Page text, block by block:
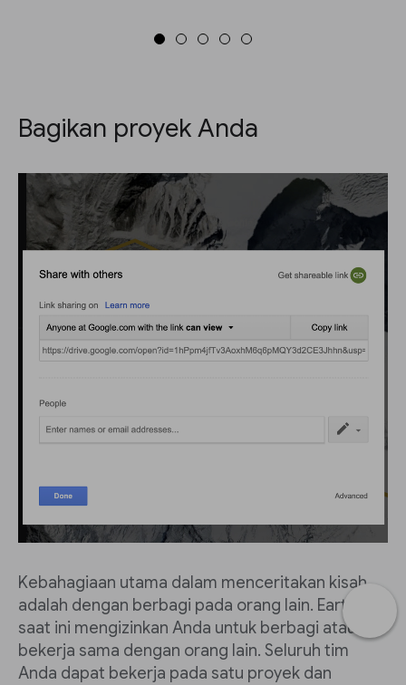
Bagikan proyek Anda
Kebahagiaan utama dalam menceritakan kisah
adalah dengan berbagi pada orang lain. Earth
saat ini mengizinkan Anda untuk berbagi atau
bekerja sama dengan orang lain. Seluruh tim
Anda dapat bekerja pada satu proyek dan